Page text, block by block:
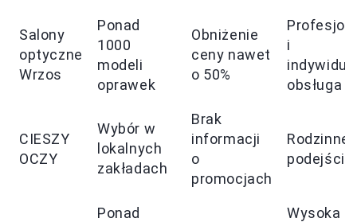
Salony
optyczne
Wrzos
Ponad
1000
modeli
oprawek
Obniżenie
ceny nawet
o 50%
i
obsługa
CIESZY
OCZY
Wybór w
lokalnych
zakładach
Brak
informacji
o
promocjach
Rodzinne
podejście
Ponad
Wysoka